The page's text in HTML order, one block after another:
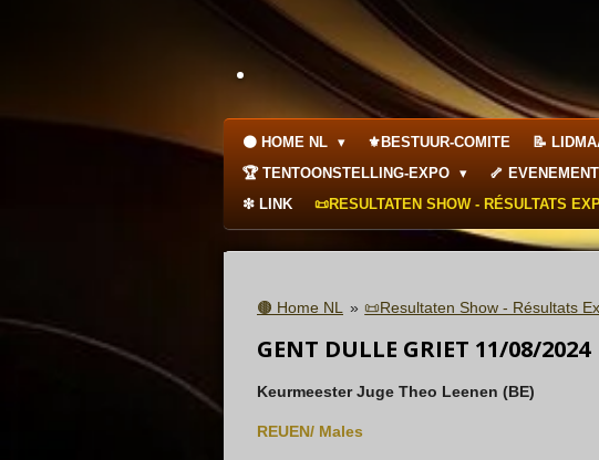
.
🟤 HOME NL ⚜️BESTUUR-COMITE 📝
🏆 TENTOONSTELLING-EXPO
🦴 EVENEMENT
❇ LINK
📜RESULTATEN SHOW - RÉSULTATS
🟤 Home NL » 📜Resultaten Show - Résultats
GENT DULLE GRIET 11/08/2024
Keurmeester Juge Theo Leenen (BE)
REUEN/ Males